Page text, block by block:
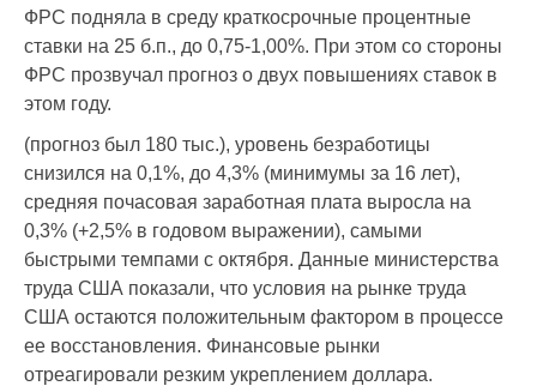
ФРС подняла в среду краткосрочные процентные
ставки на 25 б.п., до 0,75-1,00%. При этом со стороны
ФРС прозвучал прогноз о двух повышениях ставок в
этом году.
(прогноз был 180 тыс.), уровень безработицы
снизился на 0,1%, до 4,3% (минимумы за 16 лет),
средняя почасовая заработная плата выросла на
0,3% (+2,5% в годовом выражении), самыми
быстрыми темпами с октября. Данные министерства
труда США показали, что условия на рынке труда
США остаются положительным фактором в процессе
ее восстановления. Финансовые рынки
отреагировали резким укреплением доллара.